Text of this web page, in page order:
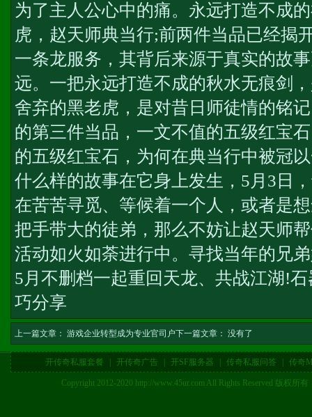
为了主人公心中的痛。永远打造不成
虎，赵天师典当行;前两件当品已经揭
一条龙服务 ，其背后来源于真实的故
远。一把永远打造不成的秋水无痕剑
舍弃的黑老虎，是对昔日师徒情的铭
的第三件当品，一文不值的五级红宝
的五级红宝石，为何在典当行中被冠
什么样的故事在它身上发生，5月3日
在苦苦寻觅、等候着一个人，或者是
把手带大的徒弟，那么不妨让赵天师
活动如火如荼进行中。寻找当年的兄
5月不删档一起重回天龙、共战江湖!石
巧分享
上一篇文章： 游戏企业转型成为专业官司户下一篇文章： 没有了
开传奇私服套餐 开传奇广告 开SF服务器 传奇私服问答 传奇
Copyright 2012-2020 http://www.45ur.com All Rights Reserved 版权